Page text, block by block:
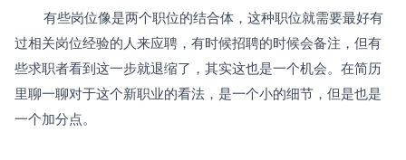
过相关岗位经验的人来应聘，有时候招聘的时候会备注，但有
些求职者看到这一步就退缩了，其实这也是一个机会。在简历
里聊一聊对于这个新职业的看法，是一个小的细节，但是也是
一个加分点。